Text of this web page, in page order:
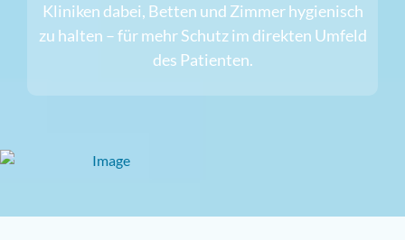
Kliniken dabei, Betten und Zimmer hygienisch
zu halten – für mehr Schutz im direkten Umfeld
des Patienten.